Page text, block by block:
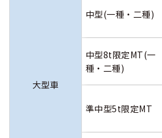
大型車
中型(一種・二種)
中型8t限定MT(一
種・二種)
準中型5t限定MT